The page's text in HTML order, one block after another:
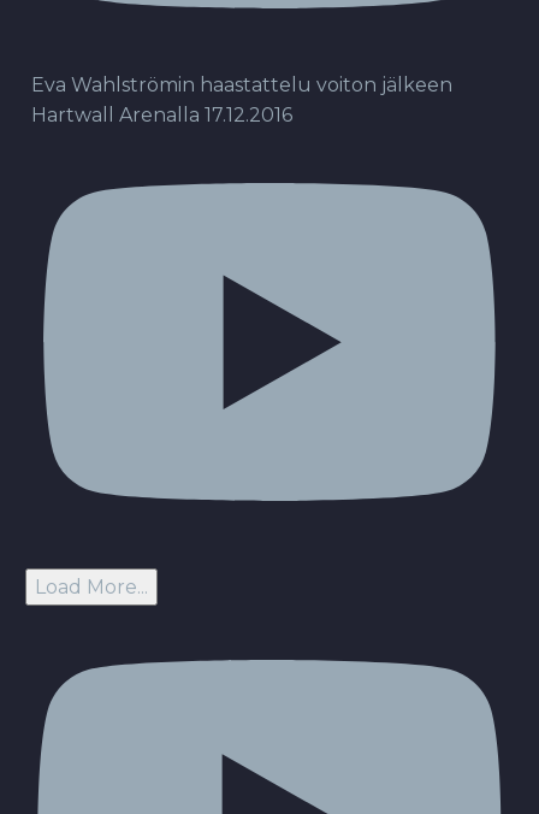
Eva Wahlströmin haastattelu voiton jälkeen
Hartwall Arenalla 17.12.2016
Load More...